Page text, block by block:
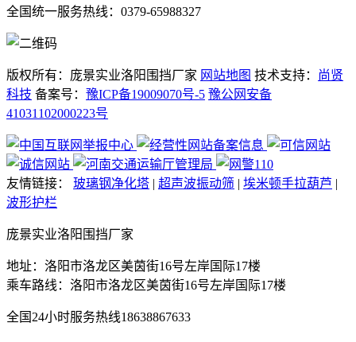
全国统一服务热线：0379-65988327
版权所有：庞景实业洛阳围挡厂家 网站地图 技术支持：
尚贤
科技 备案号： 豫ICP备19009070号-5 豫公网安备
41031102000223号
友情链接： 玻璃钢净化塔 | 超声波振动筛 | 埃米顿手拉葫芦 |
波形护栏
庞景实业洛阳围挡厂家
地址：洛阳市洛龙区美茵街16号左岸国际17楼
乘车路线：洛阳市洛龙区美茵街16号左岸国际17楼
全国24小时服务热线18638867633